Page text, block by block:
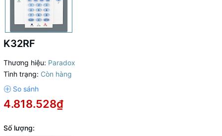
K32RF
Thương hiệu: Paradox
Tình trạng: Còn hàng
4.818.528₫
Số lượng: